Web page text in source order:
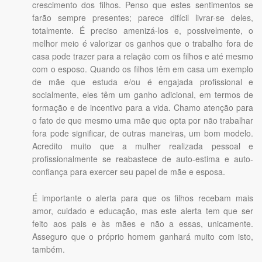
crescimento dos filhos. Penso que estes sentimentos se
farão sempre presentes; parece difícil livrar-se deles,
totalmente. É preciso amenizá-los e, possivelmente, o
melhor meio é valorizar os ganhos que o trabalho fora de
casa pode trazer para a relação com os filhos e até mesmo
com o esposo. Quando os filhos têm em casa um exemplo
de mãe que estuda e/ou é engajada profissional e
socialmente, eles têm um ganho adicional, em termos de
formação e de incentivo para a vida. Chamo atenção para
o fato de que mesmo uma mãe que opta por não trabalhar
fora pode significar, de outras maneiras, um bom modelo.
Acredito muito que a mulher realizada pessoal e
profissionalmente se reabastece de auto-estima e auto-
confiança para exercer seu papel de mãe e esposa.
É importante o alerta para que os filhos recebam mais
amor, cuidado e educação, mas este alerta tem que ser
feito aos pais e às mães e não a essas, unicamente.
Asseguro que o próprio homem ganhará muito com isto,
também.